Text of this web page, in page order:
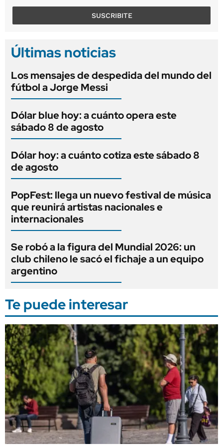
SUSCRIBITE
Últimas noticias
Los mensajes de despedida del mundo del
fútbol a Jorge Messi
Dólar blue hoy: a cuánto opera este
sábado 8 de agosto
Dólar hoy: a cuánto cotiza este sábado 8
de agosto
PopFest: llega un nuevo festival de música
que reunirá artistas nacionales e
internacionales
Se robó a la figura del Mundial 2026: un
club chileno le sacó el fichaje a un equipo
argentino
Te puede interesar